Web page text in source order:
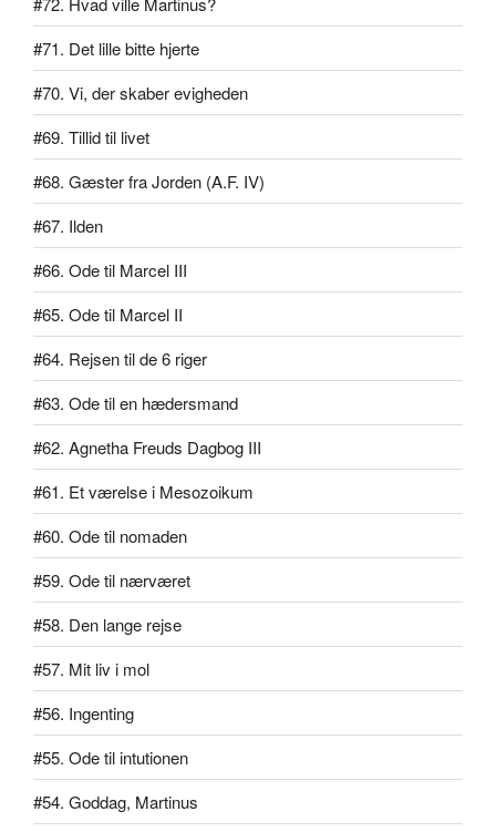
#71. Det lille bitte hjerte
#70. Vi, der skaber evigheden
#69. Tillid til livet
#68. Gæster fra Jorden (A.F. IV)
#67. Ilden
#66. Ode til Marcel III
#65. Ode til Marcel II
#64. Rejsen til de 6 riger
#63. Ode til en hædersmand
#62. Agnetha Freuds Dagbog III
#61. Et værelse i Mesozoikum
#60. Ode til nomaden
#59. Ode til nærværet
#58. Den lange rejse
#57. Mit liv i mol
#56. Ingenting
#55. Ode til intutionen
#54. Goddag, Martinus